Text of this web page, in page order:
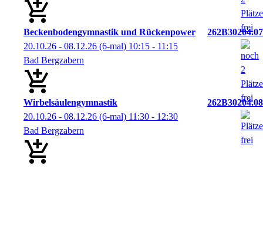
Beckenbodengymnastik und Rückenpower
262B30204.07
20.10.26 - 08.12.26 (6-mal) 10:15 - 11:15
Bad Bergzabern
Wirbelsäulengymnastik
262B30204.08
20.10.26 - 08.12.26 (6-mal) 11:30 - 12:30
Bad Bergzabern